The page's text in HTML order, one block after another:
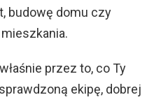
budowę domu czy
przez to, co Ty
ekipę, dobrej